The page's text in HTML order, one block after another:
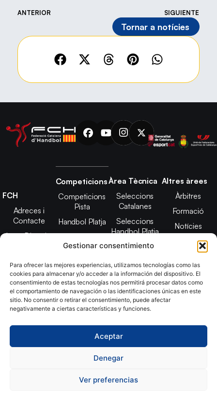
Gestionar consentimiento
Para ofrecer las mejores experiencias, utilizamos tecnologías como las
cookies para almacenar y/o acceder a la información del dispositivo. El
consentimiento de estas tecnologías nos permitirá procesar datos como
el comportamiento de navegación o las identificaciones únicas en este
sitio. No consentir o retirar el consentimiento, puede afectar
negativamente a ciertas características y funciones.
Aceptar
Denegar
Ver preferencias
ANTERIOR SIGUIENTE
Tornar a notícies
FCH
Adreces i
Contacte
Junta Directiva
2025
Estatuts
Transparència
Imatge
Competicions
Competicions
Pista
Handbol Platja
Àrea Tècnica
Seleccions
Catalanes
Seleccions
Handbol Platja
Tecnificació
CATH
Promoció
Altres àrees
Àrbitres
Formació
Notícies
Adreces de
contacte
Copyright © 2024, Federació Catalana d´Handbol. Desarrollado
porTOOOLS
Política de CookiesPolítica de Privacidad